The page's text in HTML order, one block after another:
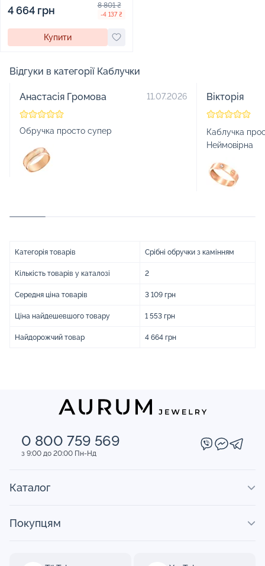
4 664 грн 8 801 ₴
-4 137 ₴
Купити
Відгуки в категорії Каблучки
Анастасія Громова 11.07.2026
Обручка просто супер
Вікторія
Каблучка
Неймовірна
Категорія товарів Срібні обручки з камінням
Кількість товарів у каталозі 2
Середня ціна товарів 3 109 грн
Ціна найдешевшого товару 1 553 грн
Найдорожчий товар 4 664 грн
0 800 759 569
з 9:00 до 20:00 Пн-Нд
Каталог
Покупцям